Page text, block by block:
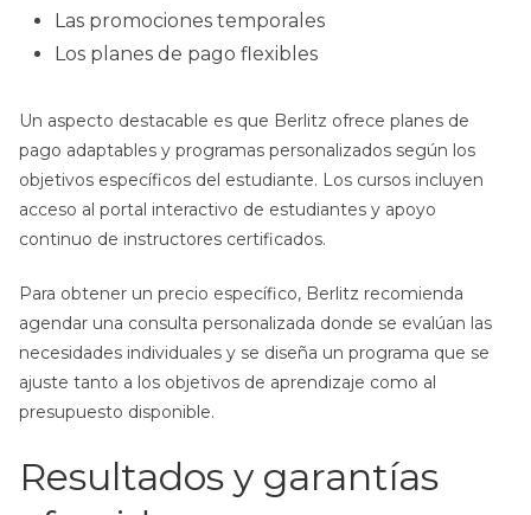
Las promociones temporales
Los planes de pago flexibles
Un aspecto destacable es que Berlitz ofrece planes de
pago adaptables y programas personalizados según los
objetivos específicos del estudiante. Los cursos incluyen
acceso al portal interactivo de estudiantes y apoyo
continuo de instructores certificados.
Para obtener un precio específico, Berlitz recomienda
agendar una consulta personalizada donde se evalúan las
necesidades individuales y se diseña un programa que se
ajuste tanto a los objetivos de aprendizaje como al
presupuesto disponible.
Resultados y garantías